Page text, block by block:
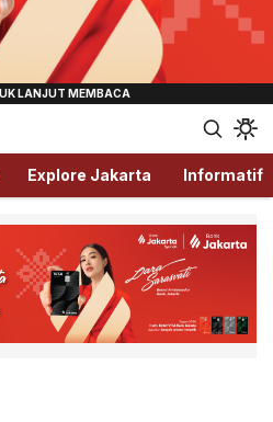
Ada Disini!
Explore Jakarta Informatif